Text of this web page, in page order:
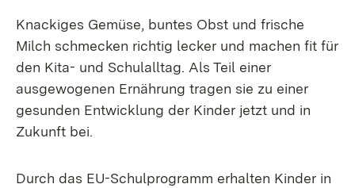
Knackiges Gemüse, buntes Obst und frische
Milch schmecken richtig lecker und machen fit für
den Kita- und Schulalltag. Als Teil einer
ausgewogenen Ernährung tragen sie zu einer
gesunden Entwicklung der Kinder jetzt und in
Zukunft bei.
Durch das EU-Schulprogramm erhalten Kinder in